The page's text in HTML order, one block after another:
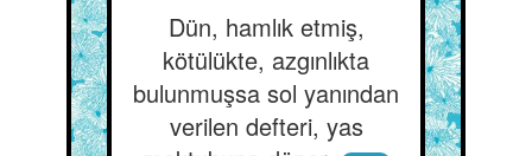
Dün, hamlık etmiş,
kötülükte, azgınlıkta
bulunmuşsa sol yanından
verilen defteri, yas